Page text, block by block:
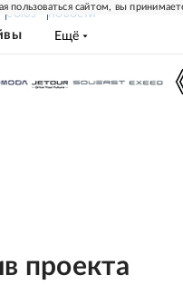
сайтом, вы
СОЮЗ НОВОСТИ
Ещё
проекта